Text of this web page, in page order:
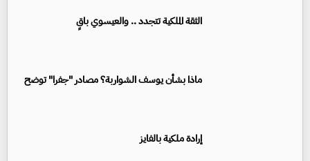
الثقة الملكية تتجدد .. والعيسوي باقٍ
ماذا بشأن يوسف الشواربة؟ مصادر "جفرا" توضح
إرادة ملكية بالفايز